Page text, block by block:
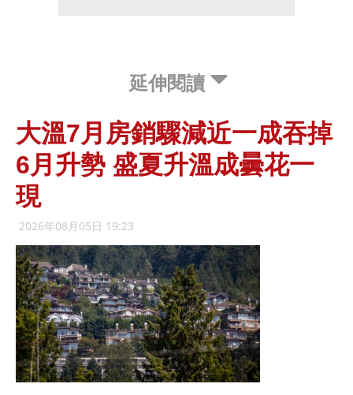
延伸閱讀
大溫7月房銷驟減近一成吞掉
6月升勢 盛夏升溫成曇花一
現
2026年08月05日 19:23